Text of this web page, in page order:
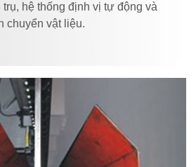
hệ thống định vị tự động và
chuyển vật liệu.